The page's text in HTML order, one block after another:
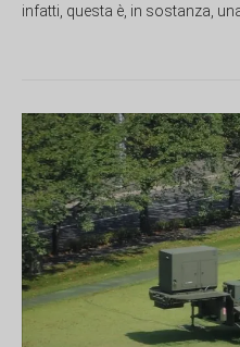
infatti, questa è, in sostanza,